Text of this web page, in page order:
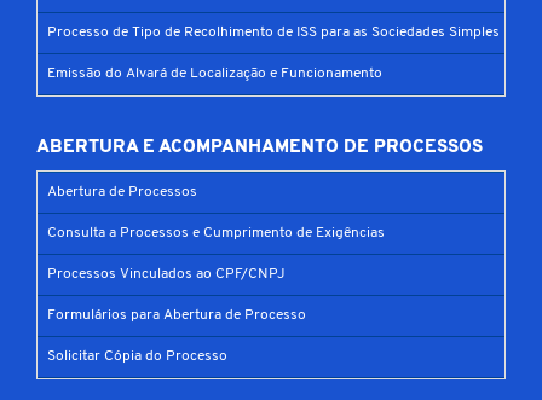
Processo de Tipo de Recolhimento de ISS para as Sociedades Simples
Emissão do Alvará de Localização e Funcionamento
ABERTURA E ACOMPANHAMENTO DE PROCESSOS
Abertura de Processos
Consulta a Processos e Cumprimento de Exigências
Processos Vinculados ao CPF/CNPJ
Formulários para Abertura de Processo
Solicitar Cópia do Processo